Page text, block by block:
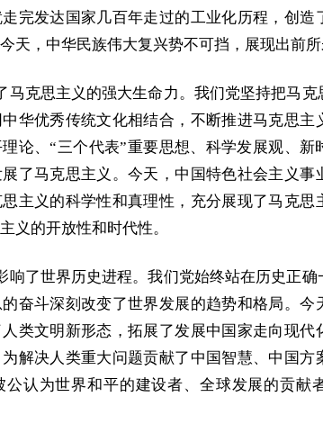
完发达国家几百年走过的工业化历程，创造
天，中华民族伟大复兴势不可挡，展现出前所
马克思主义的强大生命力。我们党坚持把马克
华优秀传统文化相结合，不断推进马克思主
论、“三个代表”重要思想、科学发展观、新
了马克思主义。今天，中国特色社会主义事
主义的科学性和真理性，充分展现了马克思
义的开放性和时代性。
响了世界历史进程。我们党始终站在历史正确
奋斗深刻改变了世界发展的趋势和格局。今
类文明新形态，拓展了发展中国家走向现代
解决人类重大问题贡献了中国智慧、中国方
公认为世界和平的建设者、全球发展的贡献